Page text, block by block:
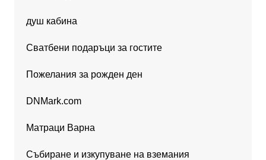
душ кабина
Сватбени подаръци за гостите
Пожелания за рожден ден
DNMark.com
Матраци Варна
Събиране и изкупуване на вземания